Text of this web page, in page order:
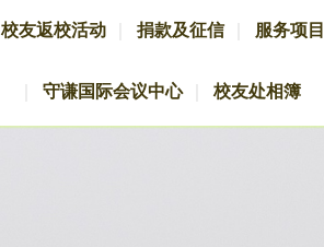
校友返校活动 捐款及征信 服务项目
守谦国际会议中心 校友处相簿